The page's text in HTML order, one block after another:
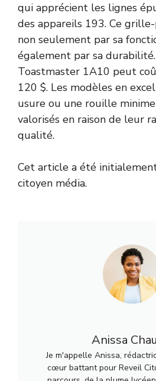
qui apprécient les lignes
des appareils 193. Ce
non seulement par sa
également par sa
Toastmaster 1A10 peut
120 $. Les modèles en
usure ou une rouille
valorisés en raison de leur
qualité.
Cet article a été
citoyen média.
Anissa
Je m'appelle Anissa,
cœur battant pour Reveil